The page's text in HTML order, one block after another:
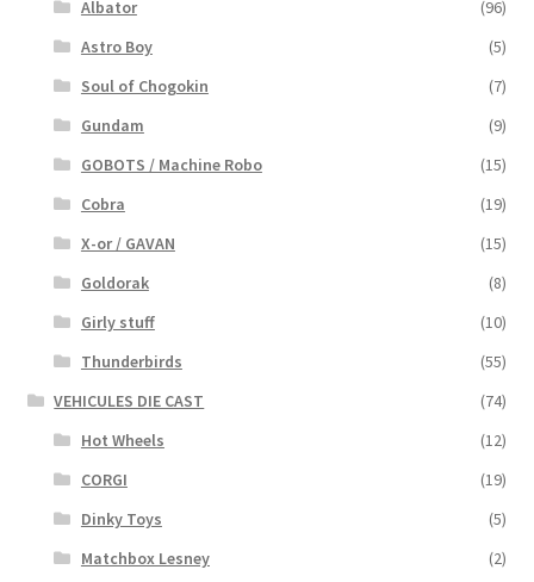
Albator
(96)
Astro Boy
(5)
Soul of Chogokin
(7)
Gundam
(9)
GOBOTS / Machine Robo
(15)
Cobra
(19)
X-or / GAVAN
(15)
Goldorak
(8)
Girly stuff
(10)
Thunderbirds
(55)
VEHICULES DIE CAST
(74)
Hot Wheels
(12)
CORGI
(19)
Dinky Toys
(5)
Matchbox Lesney
(2)